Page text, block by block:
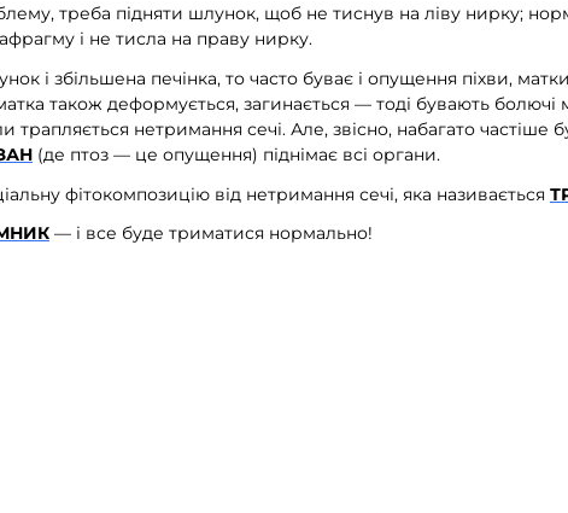
треба підняти шлунок, щоб не тиснув на ліву нирку;
і не тисла на праву нирку.
і збільшена печінка, то часто буває і опущення піхви,
також деформується, загинається — тоді бувають болючі
трапляється нетримання сечі. Але, звісно, набагато частіше
(де птоз — це опущення) піднімає всі органи.
фітокомпозицію від нетримання сечі, яка називається
— і все буде триматися нормально!